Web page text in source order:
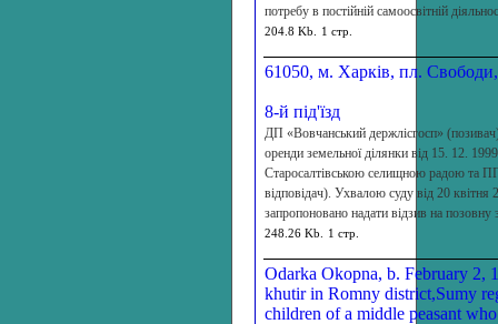
пот­ребу в постійній самоосвітній
204.8 Kb. 1 стр.
61050, м. Харків, пл.
8-й під'їзд
ДП «Вовчанський держлісгосп»
оренди земельної ділянки від 15. 12.
Старосалтівською селищною радою та
відповідач). Ухвалою суду від 20 квітня
запропоновано надати відзив на позовну
248.26 Kb. 1 стр.
Odarka Okopna, b. February 2,
khutir in Romny district,Sumy
children of a middle peasant